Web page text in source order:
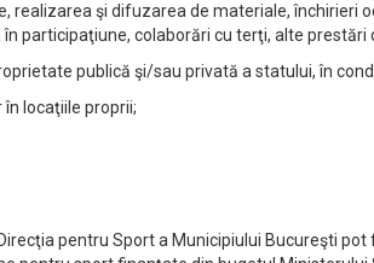
şi difuzarea de materiale, închirieri
participaţiune, colaborări cu terţi, alte prestări
publică şi/sau privată a statului, în
locaţiile proprii;
pentru Sport a Municipiului Bucureşti pot